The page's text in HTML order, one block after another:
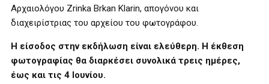
Αρχαιολόγου Zrinka Brkan Klarin, απογόνου και
διαχειρίστριας του αρχείου του φωτογράφου.
Η είσοδος στην εκδήλωση είναι ελεύθερη. Η έκθεση
φωτογραφίας θα διαρκέσει συνολικά τρεις ημέρες,
έως και τις 4 Ιουνίου.